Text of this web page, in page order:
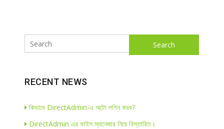
Search
RECENT NEWS
কিভাবে DirectAdmin-এ অটো লগিন করব?
DirectAdmin এর ফাইল ম্যানেজার নিয়ে বিস্তারিত।